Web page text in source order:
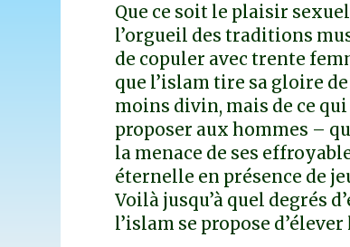
Que ce soit le plaisir
l’orgueil des traditions
de copuler avec trente
que l’islam tire sa gloire
moins divin, mais de ce
proposer aux hommes –
la menace de ses
éternelle en présence de
Voilà jusqu’à quel degrés
l’islam se propose